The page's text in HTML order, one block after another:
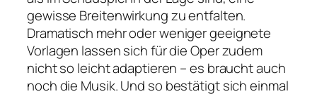
gewisse Breitenwirkung zu entfalten.
Dramatisch mehr oder weniger geeignete
Vorlagen lassen sich für die Oper zudem
nicht so leicht adaptieren – es braucht auch
noch die Musik. Und so bestätigt sich einmal